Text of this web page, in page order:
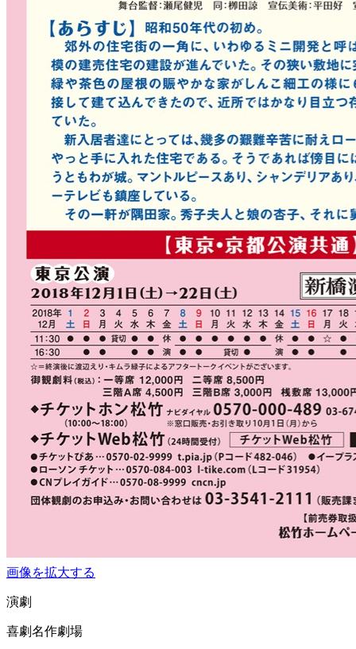
画像を拡大する
演劇
喜劇名作劇場